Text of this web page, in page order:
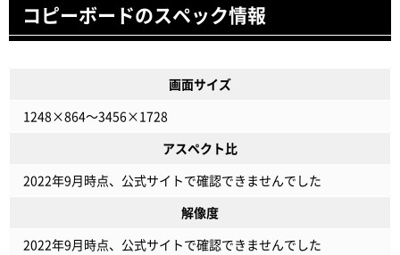
コピーボードのスペック情報
画面サイズ
1248×864～3456×1728
アスペクト比
2022年9月時点、公式サイトで確認できませんでした
解像度
2022年9月時点、公式サイトで確認できませんでした